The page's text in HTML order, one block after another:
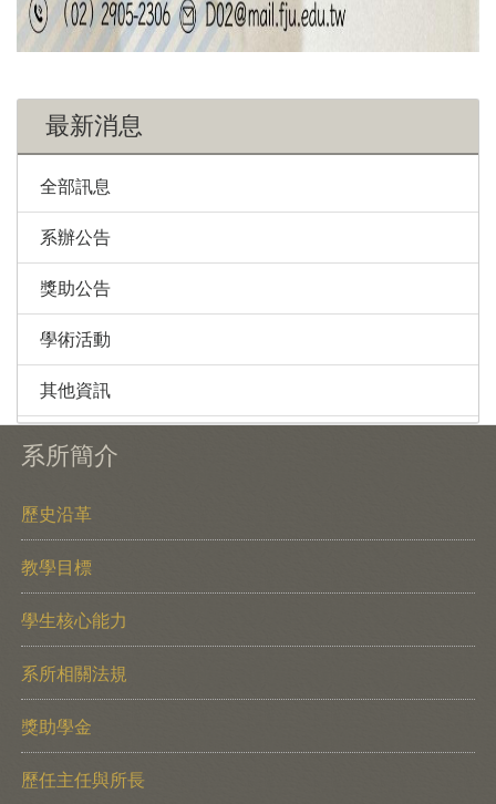
最新消息
全部訊息
系辦公告
獎助公告
學術活動
其他資訊
系所簡介
歷史沿革
教學目標
學生核心能力
系所相關法規
獎助學金
歷任主任與所長